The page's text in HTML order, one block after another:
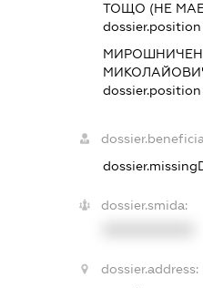
ТОЩО (НЕ
dossier.smida:
dossier.address: